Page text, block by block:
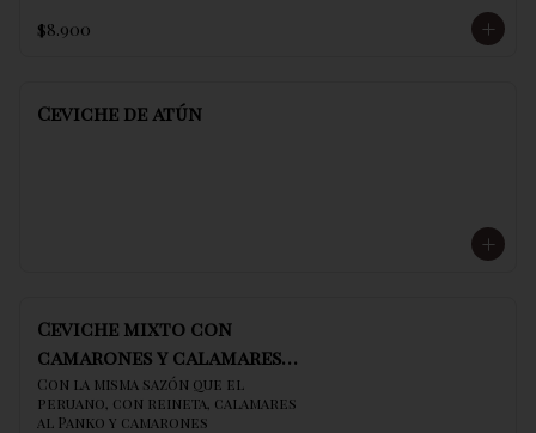
$8.900
Ceviche de atún
Ceviche mixto con
camarones y calamares
al panko
Con la misma sazón que el
peruano, con reineta, calamares
al Panko y camarones